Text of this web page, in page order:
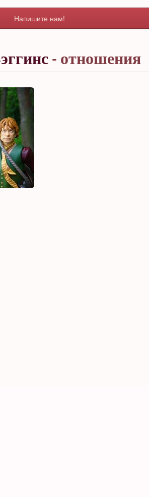
Напишите нам!
- отношения